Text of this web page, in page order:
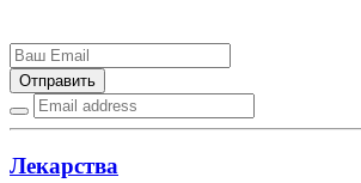
Отправить
Лекарства